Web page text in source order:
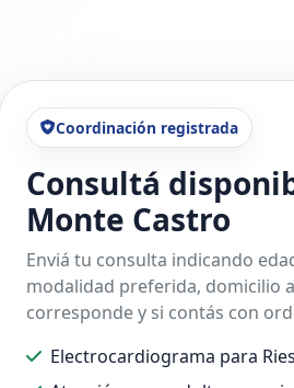
Coordinación registrada
Consultá
Monte Castro
Enviá tu consulta indicando
modalidad preferida, domicilio
corresponde y si contás con
Electrocardiograma para